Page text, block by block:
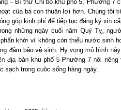
– Bí thư Chi bộ khu phố 5, Phường 7
của bà con thuận lợi hơn. Chúng tôi
góp kinh phí để tiếp tục đăng ký xin
những ngày cuối năm Quý Tỵ,
khởi vì không còn thiếu nước sinh
đảm bảo vệ sinh. Hy vọng mô hình
địa bàn khu phố 5 Phường 7 nói
sạch trong cuộc sống hàng ngày.